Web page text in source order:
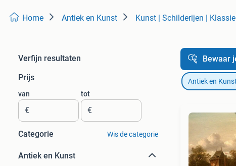
Home Antiek en Kunst Kunst | Schilderijen |
Verfijn resultaten
Prijs
van
€
tot
€
Categorie Wis de categorie
Antiek en Kunst
Bewaar
Antiek en Kunst